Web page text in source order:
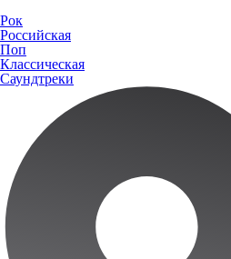
Рок
Российская
Поп
Классическая
Саундтреки